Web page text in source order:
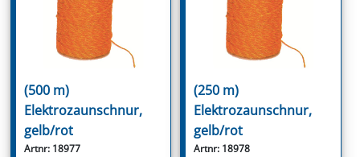
(500 m)
Elektrozaunschnur,
gelb/rot
Artnr: 18977
(250 m)
Elektrozaunschnur,
gelb/rot
Artnr: 18978